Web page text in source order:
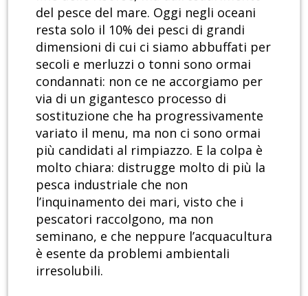
del pesce del mare. Oggi negli oceani
resta solo il 10% dei pesci di grandi
dimensioni di cui ci siamo abbuffati per
secoli e merluzzi o tonni sono ormai
condannati: non ce ne accorgiamo per
via di un gigantesco processo di
sostituzione che ha progressivamente
variato il menu, ma non ci sono ormai
più candidati al rimpiazzo. E la colpa è
molto chiara: distrugge molto di più la
pesca industriale che non
l’inquinamento dei mari, visto che i
pescatori raccolgono, ma non
seminano, e che neppure l’acquacultura
è esente da problemi ambientali
irresolubili.